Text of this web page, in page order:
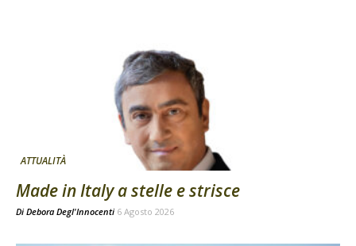
ATTUALITÀ
Made in Italy a stelle e strisce
Di Debora Degl'Innocenti 6 Agosto 2026